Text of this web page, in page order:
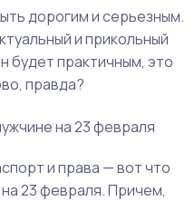
дорогим и серьезным.
и прикольный
будет практичным, это
правда?
и права — вот что
23 февраля. Причем,